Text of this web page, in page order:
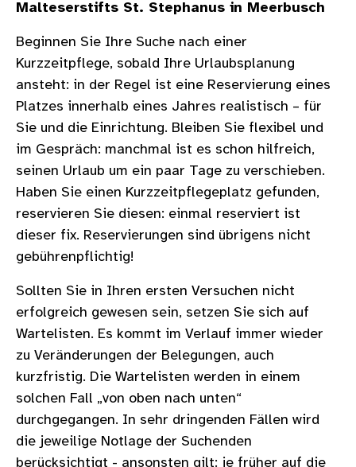
Malteserstifts St. Stephanus in Meerbusch
Beginnen Sie Ihre Suche nach einer
Kurzzeitpflege, sobald Ihre Urlaubsplanung
ansteht: in der Regel ist eine Reservierung eines
Platzes innerhalb eines Jahres realistisch – für
Sie und die Einrichtung. Bleiben Sie flexibel und
im Gespräch: manchmal ist es schon hilfreich,
seinen Urlaub um ein paar Tage zu verschieben.
Haben Sie einen Kurzzeitpflegeplatz gefunden,
reservieren Sie diesen: einmal reserviert ist
dieser fix. Reservierungen sind übrigens nicht
gebührenpflichtig!
Sollten Sie in Ihren ersten Versuchen nicht
erfolgreich gewesen sein, setzen Sie sich auf
Wartelisten. Es kommt im Verlauf immer wieder
zu Veränderungen der Belegungen, auch
kurzfristig. Die Wartelisten werden in einem
solchen Fall „von oben nach unten“
durchgegangen. In sehr dringenden Fällen wird
die jeweilige Notlage der Suchenden
berücksichtigt - ansonsten gilt: je früher auf die